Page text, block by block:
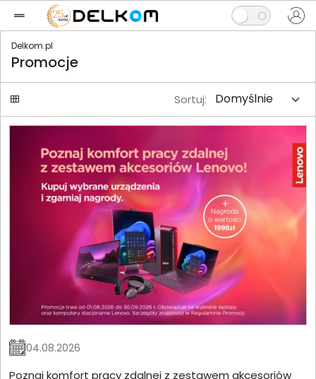
Delkom.pl
Promocje
Sortuj:
04.08.2026
Poznaj komfort pracy zdalnej z zestawem akcesoriów